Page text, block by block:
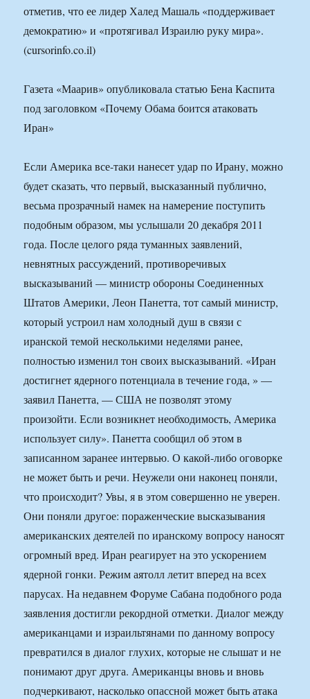
отметив, что ее лидер Халед Машаль «поддерживает
демократию» и «протягивал Израилю руку мира».
(cursorinfo.co.il)
Газета «Маарив» опубликовала статью Бена Каспита
под заголовком «Почему Обама боится атаковать
Иран»
Если Америка все-таки нанесет удар по Ирану, можно
будет сказать, что первый, высказанный публично,
весьма прозрачный намек на намерение поступить
подобным образом, мы услышали 20 декабря 2011
года. После целого ряда туманных заявлений,
невнятных рассуждений, противоречивых
высказываний — министр обороны Соединенных
Штатов Америки, Леон Панетта, тот самый министр,
который устроил нам холодный душ в связи с
иранской темой несколькими неделями ранее,
полностью изменил тон своих высказываний. «Иран
достигнет ядерного потенциала в течение года, » —
заявил Панетта, — США не позволят этому
произойти. Если возникнет необходимость, Америка
использует силу». Панетта сообщил об этом в
записанном заранее интервью. О какой-либо оговорке
не может быть и речи. Неужели они наконец поняли,
что происходит? Увы, я в этом совершенно не уверен.
Они поняли другое: пораженческие высказывания
американских деятелей по иранскому вопросу наносят
огромный вред. Иран реагирует на это ускорением
ядерной гонки. Режим аятолл летит вперед на всех
парусах. На недавнем Форуме Сабана подобного рода
заявления достигли рекордной отметки. Диалог между
американцами и израильтянами по данному вопросу
превратился в диалог глухих, которые не слышат и не
понимают друг друга. Американцы вновь и вновь
подчеркивают, насколько опассной может быть атака